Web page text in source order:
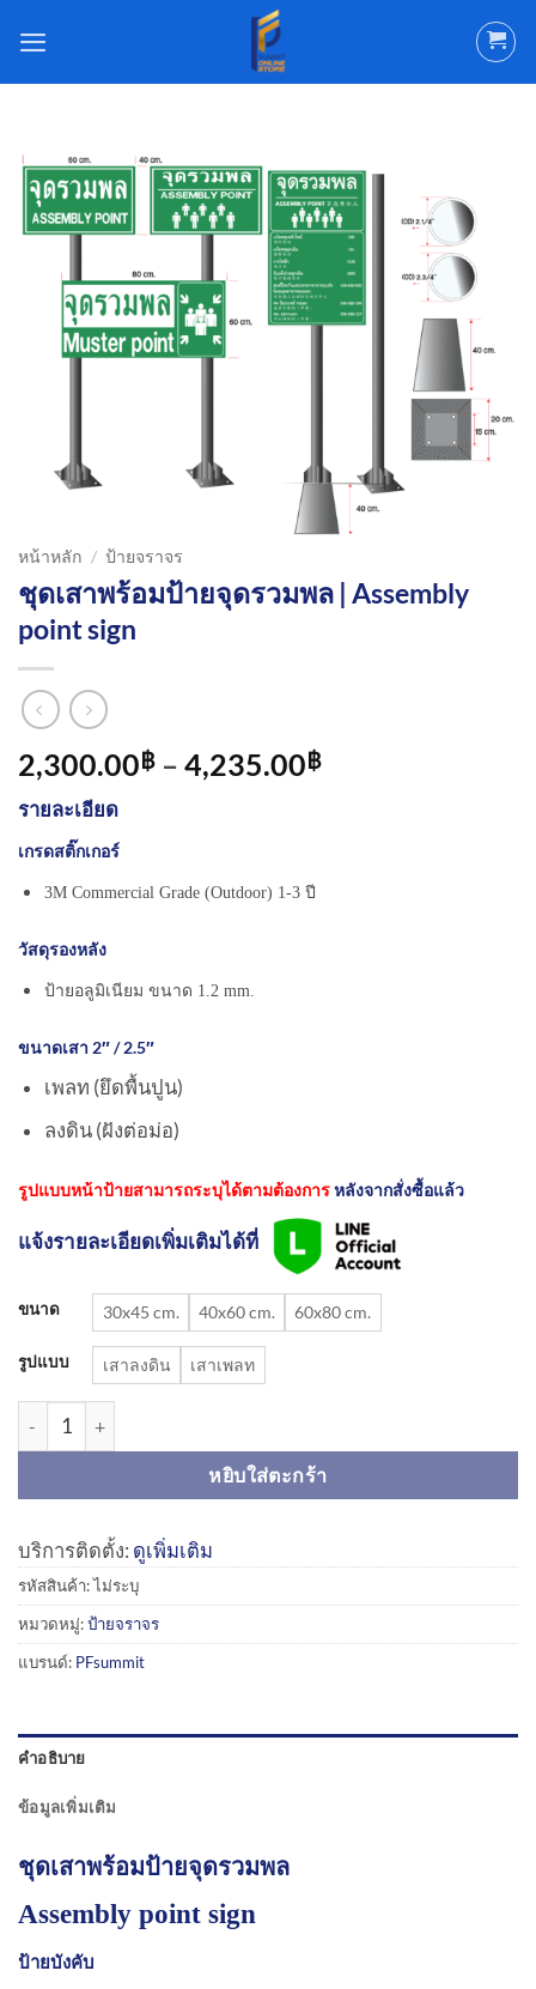
ไป
หน้าหลัก / ป้ายจราจร
ชุดเสาพร้อมป้ายจุดรวมพล | Assembly
point sign
2,300.00฿ – 4,235.00฿Price
รายละเอียด
เกรดสติ๊กเกอร์
3M Commercial Grade (Outdoor) 1-3 ปี
วัสดุรองหลัง
ป้ายอลูมิเนียม ขนาด 1.2 mm.
ขนาดเสา 2″ / 2.5″
เพลท (ยึดพื้นปูน)
ลงดิน (ฝังต่อม่อ)
รูปแบบหน้าป้ายสามารถระบุได้ตามต้องการหลังจากสั่งซื้อแล้ว
แจ้งรายละเอียดเพิ่มเติมได้ที่
ขนาด 30x45 cm. 40x60 cm. 60x80 cm.
รูปแบบ เสาลงดิน เสาเพลท
จำนวน ชุดเสาพร้อมป้ายจุดรวมพล | Assembly point sign ชิ้น
หยิบใส่ตะกร้า
บริการติดตั้ง: ดูเพิ่มเติม
รหัสสินค้า:ไม่ระบุ
หมวดหมู่:ป้ายจราจร
แบรนด์: PFsummit
คำอธิบาย
ข้อมูลเพิ่มเติม
ชุดเสาพร้อมป้ายจุดรวมพล
Assembly point sign
ป้ายบังคับ